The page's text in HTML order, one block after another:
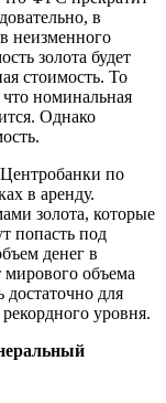
в
неизменного
золота будет
стоимость. То
номинальная
Однако
по
в аренду.
золота, которые
попасть под
денег в
объема
достаточно для
уровня.